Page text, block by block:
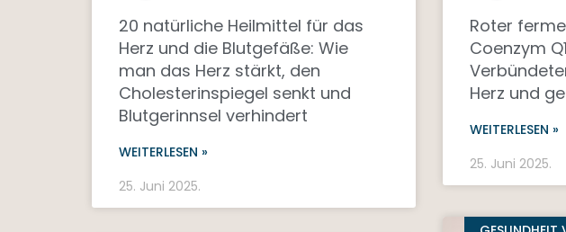
20 natürliche Heilmittel für das
Herz und die Blutgefäße: Wie
man das Herz stärkt, den
Cholesterinspiegel senkt und
Blutgerinnsel verhindert
WEITERLESEN »
25. Juni 2025.
Roter
Coenzym
Herz und
WEITERLESEN »
25. Juni 2025.